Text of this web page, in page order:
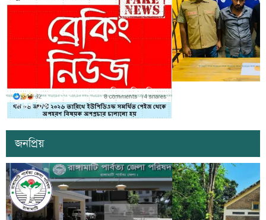
সাজেকে অপহরণের গুজব ছড়িয়ে বিভ্রান্তি
সৃষ্টির চেষ্টা
জনপ্রিয়